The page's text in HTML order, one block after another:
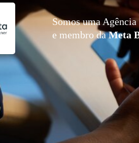
Somos uma Agência
e membro daMeta